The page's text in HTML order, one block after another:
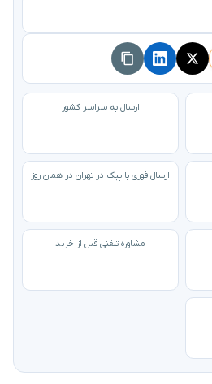
ارسال به سراسر کشور
ارسال فوری با پیک در تهران در همان روز
مشاوره تلفنی قبل از خرید